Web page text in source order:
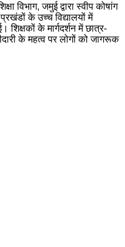
विभाग, जमुई द्वारा स्वीप कोषांग
के उच्च विद्यालयों में
शिक्षकों के मार्गदर्शन में छात्र-
के महत्व पर लोगों को जागरूक